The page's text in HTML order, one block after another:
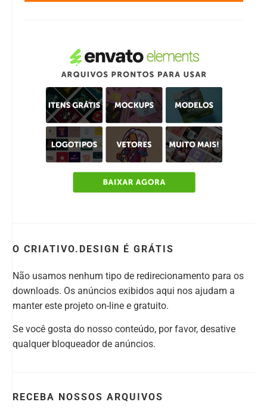
O CRIATIVO.DESIGN É GRÁTIS
Não usamos nenhum tipo de redirecionamento para os
downloads. Os anúncios exibidos aqui nos ajudam a
manter este projeto on-line e gratuito.
Se você gosta do nosso conteúdo, por favor, desative
qualquer bloqueador de anúncios.
RECEBA NOSSOS ARQUIVOS